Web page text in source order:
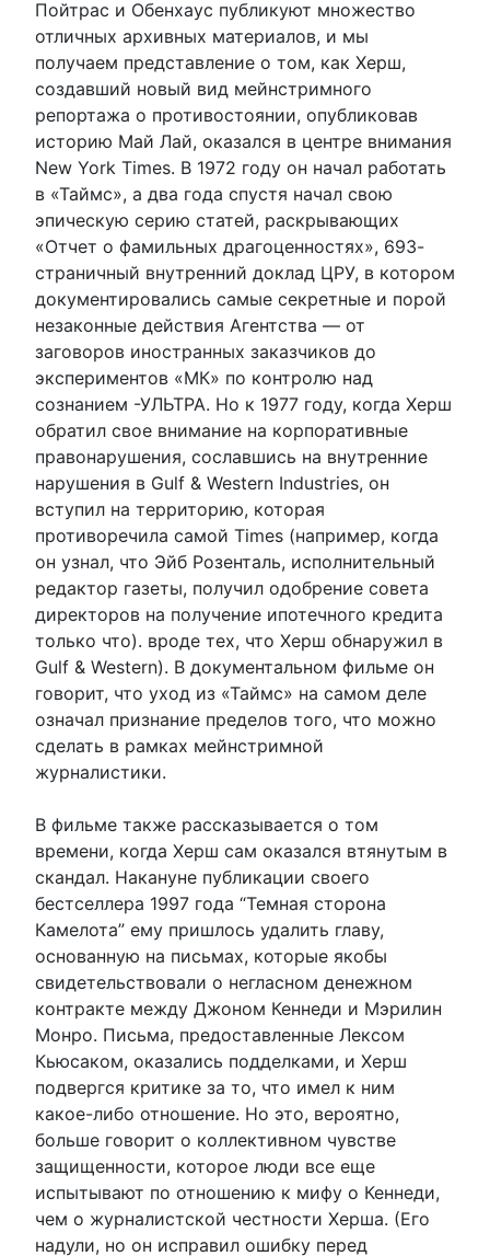
Пойтрас и Обенхаус публикуют множество
отличных архивных материалов, и мы
получаем представление о том, как Херш,
создавший новый вид мейнстримного
репортажа о противостоянии, опубликовав
историю Май Лай, оказался в центре внимания
New York Times. В 1972 году он начал работать
в «Таймс», а два года спустя начал свою
эпическую серию статей, раскрывающих
«Отчет о фамильных драгоценностях», 693-
страничный внутренний доклад ЦРУ, в котором
документировались самые секретные и порой
незаконные действия Агентства — от
заговоров иностранных заказчиков до
экспериментов «МК» по контролю над
сознанием -УЛЬТРА. Но к 1977 году, когда Херш
обратил свое внимание на корпоративные
правонарушения, сославшись на внутренние
нарушения в Gulf & Western Industries, он
вступил на территорию, которая
противоречила самой Times (например, когда
он узнал, что Эйб Розенталь, исполнительный
редактор газеты, получил одобрение совета
директоров на получение ипотечного кредита
только что). вроде тех, что Херш обнаружил в
Gulf & Western). В документальном фильме он
говорит, что уход из «Таймс» на самом деле
означал признание пределов того, что можно
сделать в рамках мейнстримной
журналистики.
В фильме также рассказывается о том
времени, когда Херш сам оказался втянутым в
скандал. Накануне публикации своего
бестселлера 1997 года “Темная сторона
Камелота” ему пришлось удалить главу,
основанную на письмах, которые якобы
свидетельствовали о негласном денежном
контракте между Джоном Кеннеди и Мэрилин
Монро. Письма, предоставленные Лексом
Кьюсаком, оказались подделками, и Херш
подвергся критике за то, что имел к ним
какое-либо отношение. Но это, вероятно,
больше говорит о коллективном чувстве
защищенности, которое люди все еще
испытывают по отношению к мифу о Кеннеди,
чем о журналистской честности Херша. (Его
надули, но он исправил ошибку перед